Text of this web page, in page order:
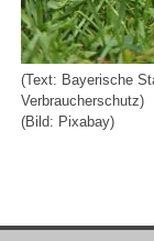
(Text: Bayerische
Verbraucherschutz)
(Bild: Pixabay)